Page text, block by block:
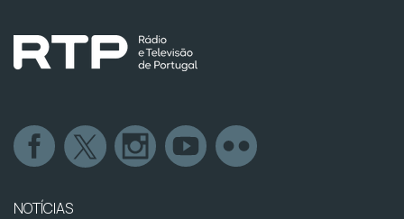
NOTÍCIAS